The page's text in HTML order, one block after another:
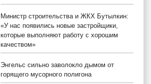
Министр строительства и ЖКХ Бутылкин:
«У нас появились новые застройщики,
которые выполняют работу с хорошим
качеством»
Энгельс сильно заволокло дымом от
горящего мусорного полигона